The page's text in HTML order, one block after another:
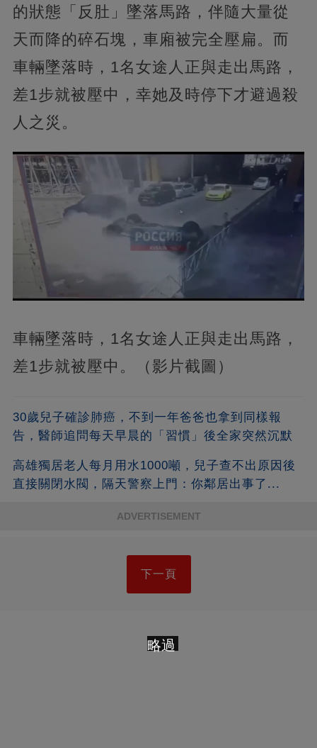
的狀態「反肚」墜落馬路，伴隨大量從
天而降的碎石塊，車廂被完全壓扁。而
車輛墜落時，1名女途人正與走出馬路，
差1步就被壓中，幸她及時停下才避過殺
人之災。
車輛墜落時，1名女途人正與走出馬路，
差1步就被壓中。（影片截圖）
30歲兒子確診肺癌，不到一年爸爸也拿到同樣報
告，醫師追問每天早晨的「習慣」後全家突然沉默
高雄獨居老人每月用水1000噸，兒子查不出原因後
直接關閉水閥，隔天警察上門：你鄰居出事了...
ADVERTISEMENT
下一頁
略過